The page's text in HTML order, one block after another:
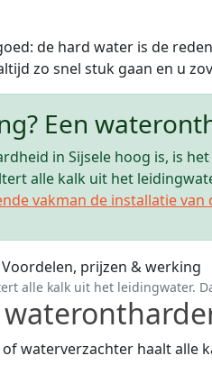
de hard water is de
zo snel stuk gaan en u
Een
in Sijsele hoog is, is
alle kalk uit het
vakman de installatie
alle kalk uit het leidingwater.
waterverzachter haalt alle